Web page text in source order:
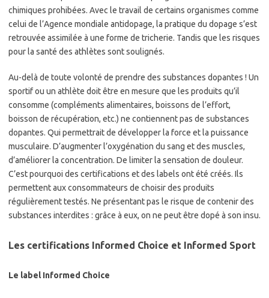
chimiques prohibées. Avec le travail de certains organismes comme
celui de l’Agence mondiale antidopage, la pratique du dopage s’est
retrouvée assimilée à une forme de tricherie. Tandis que les risques
pour la santé des athlètes sont soulignés.
Au-delà de toute volonté de prendre des substances dopantes ! Un
sportif ou un athlète doit être en mesure que les produits qu’il
consomme (compléments alimentaires, boissons de l’effort,
boisson de récupération, etc.) ne contiennent pas de substances
dopantes. Qui permettrait de développer la force et la puissance
musculaire. D’augmenter l’oxygénation du sang et des muscles,
d’améliorer la concentration. De limiter la sensation de douleur.
C’est pourquoi des certifications et des labels ont été créés. Ils
permettent aux consommateurs de choisir des produits
régulièrement testés. Ne présentant pas le risque de contenir des
substances interdites : grâce à eux, on ne peut être dopé à son insu.
Les certifications Informed Choice et Informed Sport
Le label Informed Choice